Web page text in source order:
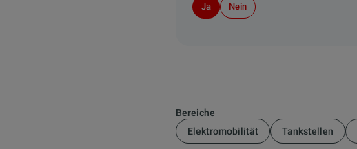
Ja Nein
Bereiche
Elektromobilität
Tankstellen